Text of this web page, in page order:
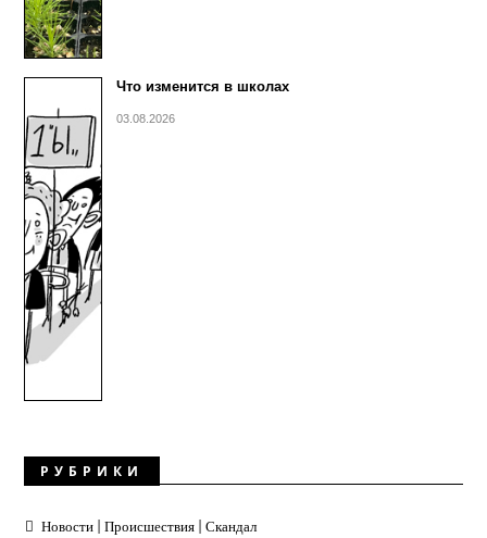
Что изменится в школах
03.08.2026
РУБРИКИ
Новости | Происшествия | Скандал